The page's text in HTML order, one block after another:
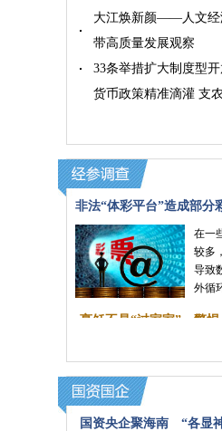
大江焕新颜——人文经
带高质量发展观察
33条举措扩大制度型
货币政策精准滴灌 支
稳外贸多路举措激发
贸易成本明显降低
非法“体彩平台”造成部分
在一
较多
导致
外循
烹饪不是“过家家” 警惕
国资央企聚海南 “各显